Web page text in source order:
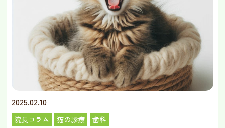
2025.02.10
院長コラム 猫の診療 歯科